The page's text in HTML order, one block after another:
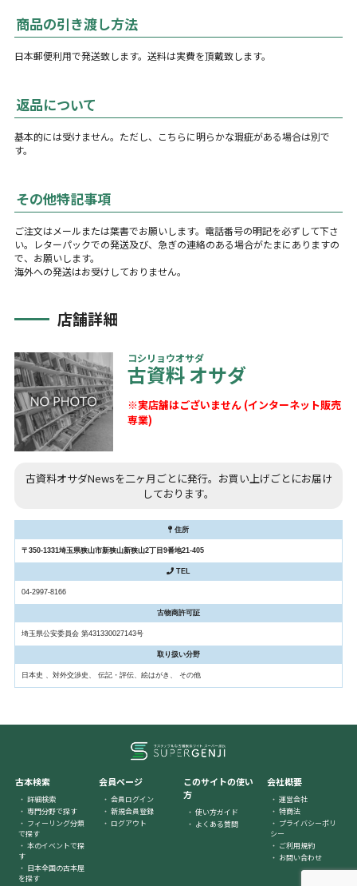
商品の引き渡し方法
日本郵便利用で発送致します。送料は実費を頂戴致します。
返品について
基本的には受けません。ただし、こちらに明らかな瑕疵がある場合は別で
す。
その他特記事項
ご注文はメールまたは葉書でお願いします。電話番号の明記を必ずして下さ
い。レターパックでの発送及び、急ぎの連絡のある場合がたまにありますの
で、お願いします。
海外への発送はお受けしておりません。
店舗詳細
コシリョウオサダ
古資料 オサダ
※実店舗はございません (インターネット販売
専業)
古資料オサダNewsを二ヶ月ごとに発行。お買い上げごとにお届け
しております。
住所
〒350-1331埼玉県狭山市新狭山新狭山2丁目9番地21-405
TEL
04-2997-8166
古物商許可証
埼玉県公安委員会 第431330027143号
取り扱い分野
日本史 、対外交渉史、 伝記・評伝、絵はがき、 その他
古本検索
詳細検索
専門分野で探す
フィーリング分類
で探す
本のイベントで探
す
日本全国の古本屋
を探す
会員ページ
会員ログイン
新規会員登録
ログアウト
このサイトの使い
方
使い方ガイド
よくある質問
会社概要
運営会社
特商法
プライバシーポリ
シー
ご利用規約
お問い合わせ